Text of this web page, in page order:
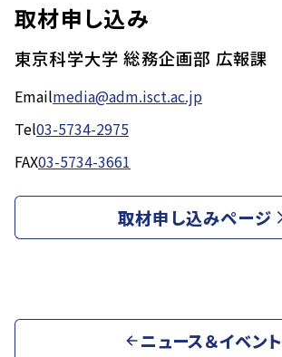
取材申し込み
東京科学大学 総務企画部 広報課
Emailmedia@adm.isct.ac.jp
Tel03-5734-2975
FAX03-5734-3661
取材申し込みページ
ニュース＆イベント